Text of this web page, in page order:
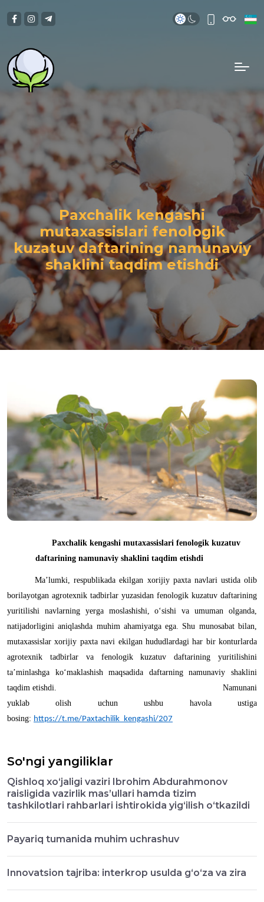
Paxchalik kengashi
mutaxassislari fenologik
kuzatuv daftarining namunaviy
shaklini taqdim etishdi
Paxchalik kengashi mutaxassislari fenologik kuzatuv
daftarining namunaviy shaklini taqdim etishdi
Ma’lumki, respublikada ekilgan xorijiy paxta navlari ustida olib
borilayotgan agrotexnik tadbirlar yuzasidan fenologik kuzatuv daftarining
yuritilishi navlarning yerga moslashishi, o‘sishi va umuman olganda,
natijadorligini aniqlashda muhim ahamiyatga ega. Shu munosabat bilan
mutaxassislar xorijiy paxta navi ekilgan hududlardagi har bir konturlarda
agrotexnik
tadbirlar va fenologik kuzatuv daftarining
yuritilishini
ta’minlashga ko‘maklashish maqsadida daftarning namunaviy
shaklini
taqdim etishdi .Namunani
yuklab olish uchun ushbu havola ustiga
bosing: https://t.me/Paxtachilik_kengashi/207
So'ngi yangiliklar
Qishloq xo‘jaligi vaziri Ibrohim Abdurahmonov
raisligida vazirlik mas’ullari hamda tizim
tashkilotlari rahbarlari ishtirokida yig‘ilish o‘tkazildi
Payariq tumanida muhim uchrashuv
Innovatsion tajriba: interkrop usulda g‘o‘za va zira